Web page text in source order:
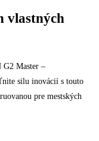
vlastných
G2 Master –
silu inovácií s touto
pre mestských